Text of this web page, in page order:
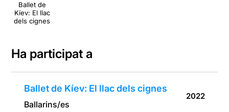
Ballet de
Kíev: El llac
dels cignes
Ha participat a
Ballet de Kíev: El llac dels cignes
Ballarins/es
2022